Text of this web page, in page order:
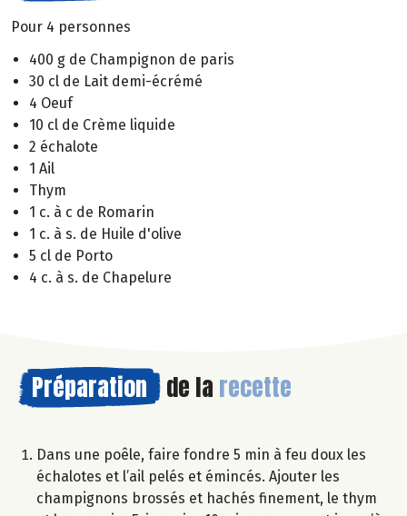
Pour 4 personnes
400 g de Champignon de paris
30 cl de Lait demi-écrémé
4 Oeuf
10 cl de Crème liquide
2 échalote
1 Ail
Thym
1 c. à c de Romarin
1 c. à s. de Huile d'olive
5 cl de Porto
4 c. à s. de Chapelure
Préparation de la recette
Dans une poêle, faire fondre 5 min à feu doux les
échalotes et l’ail pelés et émincés. Ajouter les
champignons brossés et hachés finement, le thym